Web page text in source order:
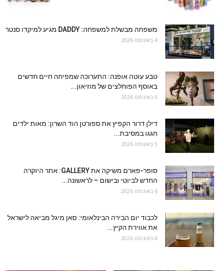
משפחה מבשלת למשפחה: DADDY מגיע למיקדו סנטר
4 באוגוסט 2026
טבע עוטה אופנה: התערוכה שמפיחה חיים חדשים
באוסף הפוחלצים של מוזיאון...
6 באוגוסט 2026
דילן דרור הקפיץ את ספורטן הוד השרון: מאות ילדים
חגגו במסיבת...
3 באוגוסט 2026
סופר-פארם משיקה את GALLERY: אתר היוקרה
החדש לביוטי ובישום – לראשונה...
6 באוגוסט 2026
לכבוד יום הבירה הבינלאומי: סאן מיגל מביאה לישראל
את אווירת הקיץ...
6 באוגוסט 2026